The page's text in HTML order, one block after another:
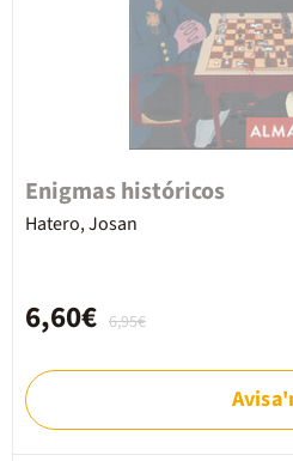
Enigmas históricos
Hatero, Josan
6,95€
6,60€